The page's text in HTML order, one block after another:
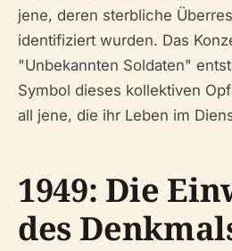
jene, deren sterbliche
identifiziert wurden. Das
"Unbekannten Soldaten"
Symbol dieses kollektiven
all jene, die ihr Leben im
1949: Die
des